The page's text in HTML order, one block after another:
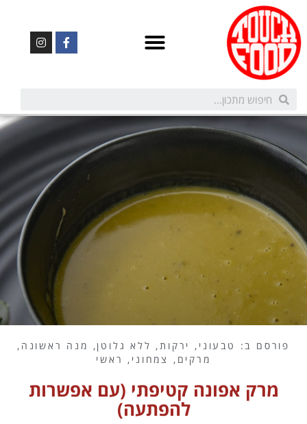
פורסם ב: טבעוני , ירקות, ללא גלוטן, מנה ראשונה ,
מרקים , צמחוני , ראשי
מרק אפונה קטיפתי (עם אפשרות
להפתעה)